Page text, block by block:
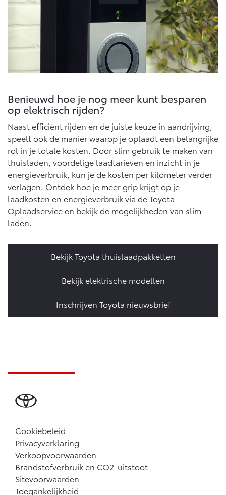
Benieuwd hoe je nog meer kunt besparen
op elektrisch rijden?
Naast efficiënt rijden en de juiste keuze in aandrijving,
speelt ook de manier waarop je oplaadt een belangrijke
rol in je totale kosten. Door slim gebruik te maken van
thuisladen, voordelige laadtarieven en inzicht in je
energieverbruik, kun je de kosten per kilometer verder
verlagen. Ontdek hoe je meer grip krijgt op je
laadkosten en energieverbruik via deToyota
Oplaadserviceen bekijk de mogelijkheden van slim
laden.
Bekijk Toyota thuislaadpakketten
Bekijk elektrische modellen
Inschrijven Toyota nieuwsbrief
Cookiebeleid
Privacyverklaring
Verkoopvoorwaarden
Brandstofverbruik en CO2-uitstoot
Sitevoorwaarden
Toegankelijkheid